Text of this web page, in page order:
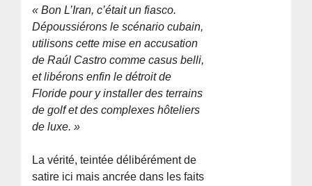
« Bon L’Iran, c’était un fiasco.
Dépoussiérons le scénario cubain,
utilisons cette mise en accusation
de Raúl Castro comme casus belli,
et libérons enfin le détroit de
Floride pour y installer des terrains
de golf et des complexes hôteliers
de luxe. »
La vérité, teintée délibérément de
satire ici mais ancrée dans les faits